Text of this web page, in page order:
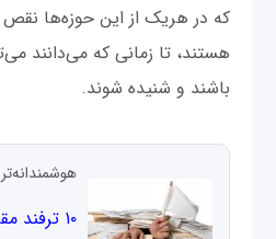
که در هریک از این حوزه‌ها نقص
هستند، تا زمانی که می‌دانند
باشند و شنیده شوند.
۱۰